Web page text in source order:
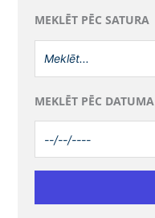
MEKLĒT PĒC SATURA
MEKLĒT PĒC DATUMA